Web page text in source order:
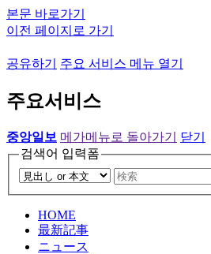
본문 바로가기
이전 페이지로 가기
공유하기 주요 서비스 메뉴 열기
주요서비스
중앙일보 메가메뉴로 돌아가기
닫기
검색어 입력폼
HOME
最新記事
ニュース